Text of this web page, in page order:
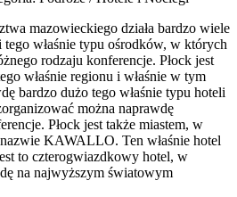
mazowieckiego działa bardzo wiele
właśnie typu ośrodków, w których
rodzaju konferencje. Płock jest
właśnie regionu i właśnie w tym
bardzo dużo tego właśnie typu hoteli
można naprawdę
Płock jest także miastem, w
KAWALLO. Ten właśnie hotel
to czterogwiazdkowy hotel, w
na najwyższym światowym